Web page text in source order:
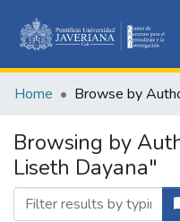
Home Browse by
Browsing by
Liseth Dayana"